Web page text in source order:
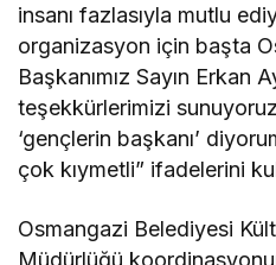
insanı fazlasıyla mutlu
organizasyon için başta
Başkanımız Sayın Erkan
teşekkürlerimizi
‘gençlerin başkanı’
çok kıymetli” ifadelerini
Osmangazi Belediyesi
Müdürlüğü